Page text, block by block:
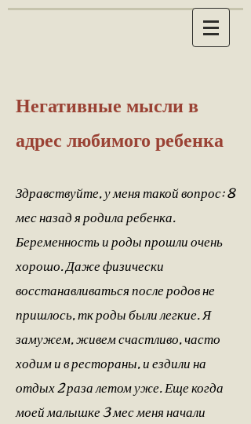
Негативные мысли в
адрес любимого ребенка​
Здравствуйте, у меня такой вопрос: 8
мес назад я родила ребенка.
Беременностьи роды прошли очень
хорошо. Даже физически
восстанавливаться после родов не
пришлось, ткродыбыли легкие. Я
замужем, живем счастливо, часто
ходим и в рестораны, и ездили на
отдых 2 раза летом уже. Еще когда
моей малышке 3 мес меня начали